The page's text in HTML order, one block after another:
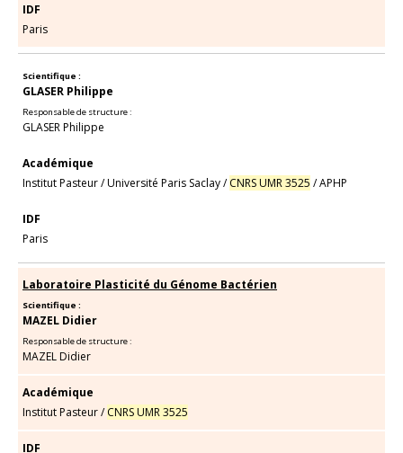
IDF
Paris
Scientifique :
GLASER Philippe
Responsable de structure :
GLASER Philippe
Académique
Institut Pasteur/Université Paris Saclay/CNRS UMR 3525 /APHP
IDF
Paris
Laboratoire Plasticité du Génome Bactérien
Scientifique :
MAZEL Didier
Responsable de structure :
MAZEL Didier
Académique
Institut Pasteur/CNRS UMR 3525
IDF